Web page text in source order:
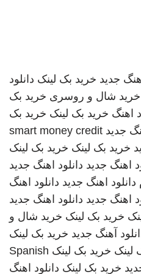
جدید خرید بک لینک دانلود
خرید شال و روسری خرید بک
اهنگ خرید بک لینک خرید بک
جدید smart money credit
خرید بک لینک خرید بک لینک
اهنگ جدید دانلود اهنگ جدید
دانلود اهنگ جدید دانلود اهنگ
اهنگ جدید دانلود اهنگ جدید
خرید بک لینک خرید شال و
آهنگ جدید خرید بک لینک
لینک خرید بک لینک Spanish
خرید بک لینک دانلود اهنگ